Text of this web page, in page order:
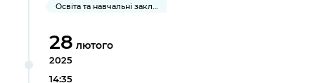
Освіта та навчальні заклади
28 лютого
2025
14:35